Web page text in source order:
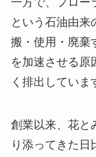
という石油由来
搬・使用・廃棄
を加速させる原
く排出していま
創業以来、花と
り添ってきた日